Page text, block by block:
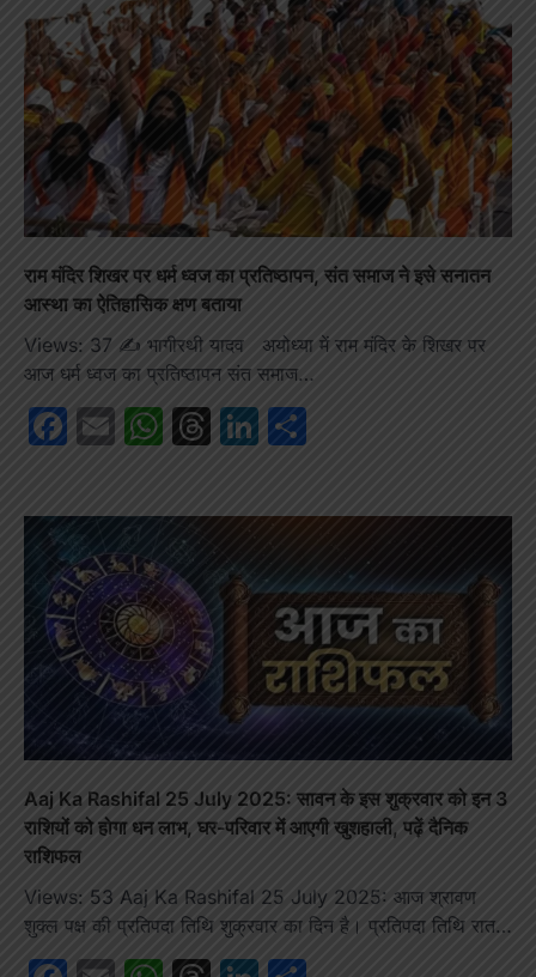
राम मंदिर शिखर पर धर्म ध्वज का प्रतिष्ठापन, संत समाज ने इसे सनातन
आस्था का ऐतिहासिक क्षण बताया
Views: 37 ✍️ भागीरथी यादव अयोध्या में राम मंदिर के शिखर पर
आज धर्म ध्वज का प्रतिष्ठापन संत समाज…
Facebook
EmailWhatsApp
Threads
LinkedIn
Aaj Ka Rashifal 25 July 2025: सावन के इस शुक्रवार को इन 3
राशियों को होगा धन लाभ, घर-परिवार में आएगी खुशहाली, पढ़ें दैनिक
राशिफल
Views: 53 Aaj Ka Rashifal 25 July 2025: आज श्रावण
शुक्ल पक्ष की प्रतिपदा तिथि शुक्रवार का दिन है। प्रतिपदा तिथि रात…